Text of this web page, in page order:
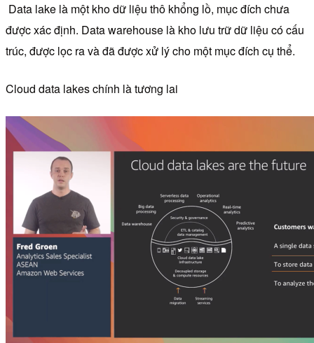
Data lake là một kho dữ liệu thô khổng lồ, mục đích chưa
được xác định. Data warehouse là kho lưu trữ dữ liệu có cấu
trúc, được lọc ra và đã được xử lý cho một mục đích cụ thể.
Cloud data lakes chính là tương lai